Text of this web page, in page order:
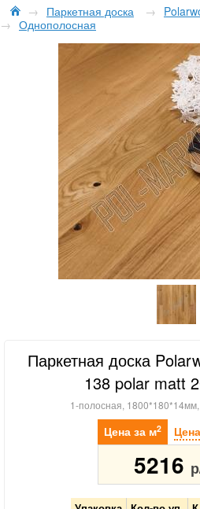
→ Паркетная доска →
→ Однополосная
Паркетная доска
138 polar matt
1-полосная,
Цена за м2
5216